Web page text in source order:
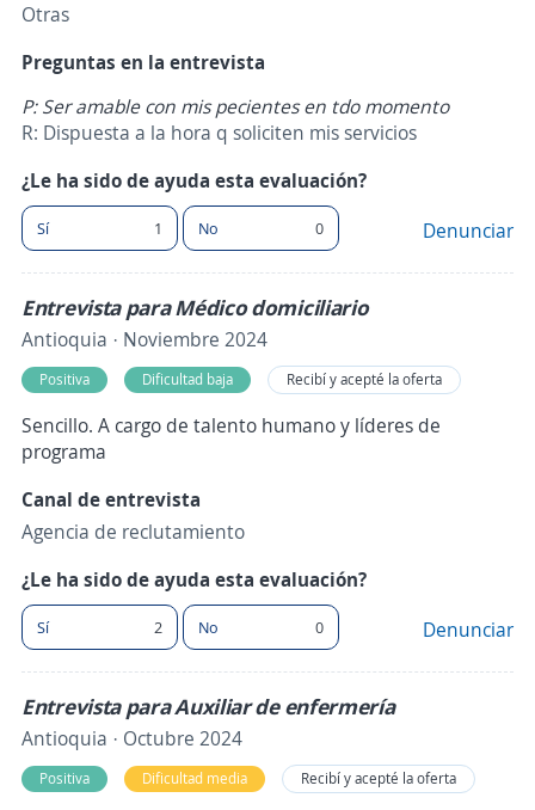
Otras
Preguntas en la entrevista
P: Ser amable con mis pecientes en tdo momento
R: Dispuesta a la hora q soliciten mis servicios
¿Le ha sido de ayuda esta evaluación?
Sí 1 No 0 Denunciar
Entrevista para Médico domiciliario
Antioquia · Noviembre 2024
Positiva Dificultad baja Recibí y acepté la oferta
Sencillo. A cargo de talento humano y líderes de
programa
Canal de entrevista
Agencia de reclutamiento
¿Le ha sido de ayuda esta evaluación?
Sí 2 No 0 Denunciar
Entrevista para Auxiliar de enfermería
Antioquia · Octubre 2024
Positiva Dificultad media Recibí y acepté la oferta